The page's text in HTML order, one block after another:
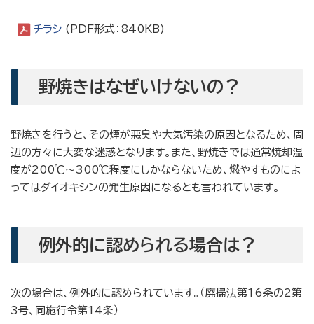
チラシ (PDF形式：840KB)
野焼きはなぜいけないの？
野焼きを行うと、その煙が悪臭や大気汚染の原因となるため、周
辺の方々に大変な迷惑となります。また、野焼きでは通常焼却温
度が200℃～300℃程度にしかならないため、燃やすものによ
ってはダイオキシンの発生原因になるとも言われています。
例外的に認められる場合は？
次の場合は、例外的に認められています。（廃掃法第16条の2第
3号、同施行令第14条）